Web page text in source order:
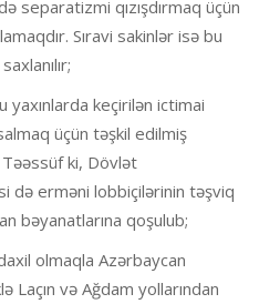
separatizmi qızışdırmaq üçün
Sıravi sakinlər isə bu
yaxınlarda keçirilən ictimai
üçün təşkil edilmiş
ki, Dövlət
də erməni lobbiçilərinin təşviq
bəyanatlarına qoşulub;
olmaqla Azərbaycan
Laçın və Ağdam yollarından